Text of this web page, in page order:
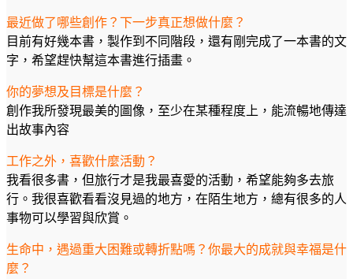
最近做了哪些創作？下一步真正想做什麼？
目前有好幾本書，製作到不同階段，還有剛完成了一本書的文
字，希望趕快幫這本書進行插畫。
你的夢想及目標是什麼？
創作我所發現最美的圖像，至少在某種程度上，能流暢地傳達
出故事內容
工作之外，喜歡什麼活動？
我看很多書，但旅行才是我最喜愛的活動，希望能夠多去旅
行。我很喜歡看看沒見過的地方，在陌生地方，總有很多的人
事物可以學習與欣賞。
生命中，遇過重大困難或轉折點嗎？你最大的成就與幸福是什
麼？